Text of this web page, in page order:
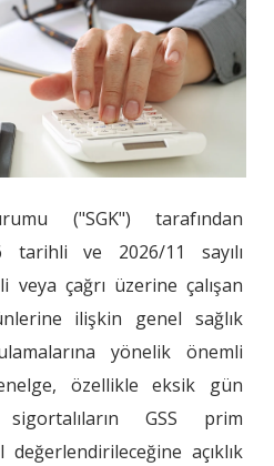
("SGK") tarafından
tarihli ve 2026/11 sayılı
veya çağrı üzerine çalışan
ilişkin genel sağlık
yönelik önemli
özellikle eksik gün
GSS prim
açıklık